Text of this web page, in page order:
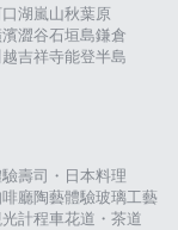
湖嵐山秋葉原
澀谷石垣島鎌倉
吉祥寺能登半島
壽司・日本料理
廳陶藝體驗玻璃工藝
計程車花道・茶道